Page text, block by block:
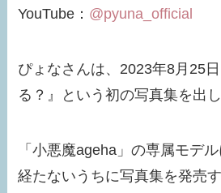
YouTube： @pyuna_official
ぴょなさんは、2023年8月25
る？』という初の写真集を出し
「小悪魔ageha」の専属モデ
経たないうちに写真集を発売